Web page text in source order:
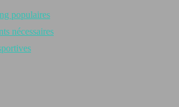
populaires
nécessaires